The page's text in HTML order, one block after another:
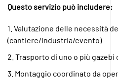
Questo servizio può includere:
1. Valutazione delle necessità
(cantiere/industria/evento)
2. Trasporto di uno o più
3. Montaggio coordinato da